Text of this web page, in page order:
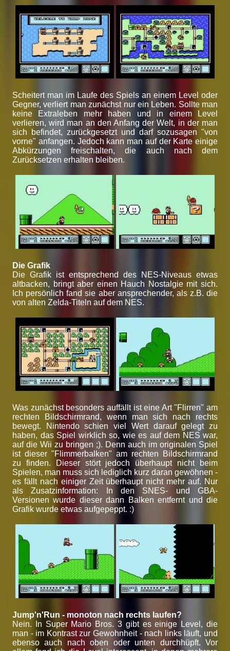
Scheitert man im Laufe des Spiels an einem Level oder
Gegner, verliert man zunächst nur ein Leben. Sollte man
keine Extraleben mehr haben und in einem Level
verlieren, wird man an den Anfang der Welt, in der man
sich befindet, zurückgesetzt und darf sozusagen "von
vorne" anfangen. Jedoch kann man auf der Karte einige
Abkürzungen freischalten, die auch nach dem
Zurücksetzen erhalten bleiben.
Die Grafik
Die Grafik ist entsprechend des NES-Niveaus etwas
altbacken, bringt aber einen Hauch Nostalgie mit sich.
Ich persönlich fand sie aber ansprechender, als z.B. die
von alten Zelda-Titeln auf dem NES.
Was zunächst besonders auffällt ist eine Art "Flirren" am
rechten Bildschirmrand, wenn man sich nach rechts
bewegt. Nintendo schien viel Wert darauf gelegt zu
haben, das Spiel wirklich so, wie es auf dem NES war,
auf die Wii zu bringen ;). Denn auch im originalen Spiel
ist dieser "Flimmerbalken" am rechten Bildschirmrand
zu finden. Dieser stört jedoch überhaupt nicht beim
Spielen, man muss sich lediglich kurz daran gewöhnen -
es fällt nach einiger Zeit überhaupt nicht mehr auf. Nur
als Zusatzinformation: In den SNES- und GBA-
Versionen wurde dieser dann Balken entfernt und die
Grafik wurde etwas aufgepeppt. :)
Jump'n'Run - monoton nach rechts laufen?
Nein. In Super Mario Bros. 3 gibt es einige Level, die
man - im Kontrast zur Gewohnheit - nach links läuft, und
ebenso auch nach oben oder unten durchhüpft. Vor